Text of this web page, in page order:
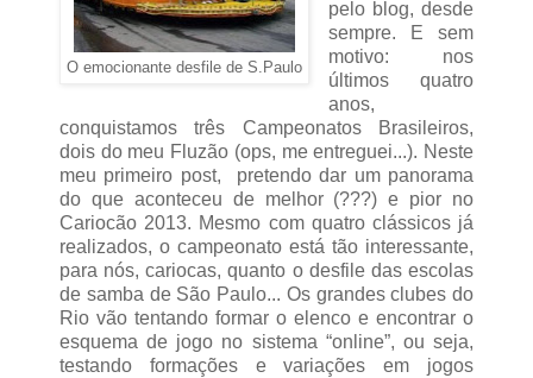
O emocionante desfile de S.Paulo
pelo blog, desde
sempre. E sem
motivo: nos
últimos quatro
anos,
conquistamos três Campeonatos Brasileiros,
dois do meu Fluzão (ops, me entreguei...). Neste
meu primeiro post, pretendo dar um panorama
do que aconteceu de melhor (???) e pior no
Cariocão 2013. Mesmo com quatro clássicos já
realizados, o campeonato está tão interessante,
para nós, cariocas, quanto o desfile das escolas
de samba de São Paulo... Os grandes clubes do
Rio vão tentando formar o elenco e encontrar o
esquema de jogo no sistema “online”, ou seja,
testando formações e variações em jogos